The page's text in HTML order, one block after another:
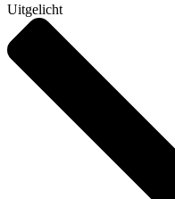
Uitgelicht